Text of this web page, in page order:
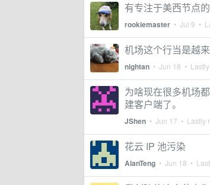
有专注于美西节点
rookiemaster • Jul 9 •
机场这个行当是越
nightan • Jun 18 •
为啥现在很多机场
建客户端了。
JShen • Jun 17 • Lastly
花云 IP 池污染
AlanTeng • Jun 18 •